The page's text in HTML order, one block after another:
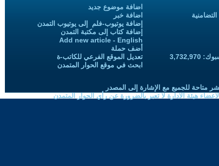
اضافة موضوع جديد
اضافة خبر
إضافة يوتيوب-فلم إلى يوتيوب التمدن
إضافة كتاب إلى مكتبة التمدن
Add new article - English
أضف حملة
تعديل الموقع الفرعي للكاتب-ة
ابحث في موقع الحوار المتمدن
متاحة للجميع مع الإشارة إلى المصدر
هيئة الادارة لا تعبر بالضرورة عن رأي الحوار المتمدن